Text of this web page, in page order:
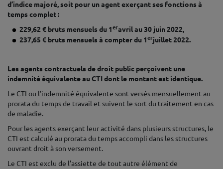
d’indice majoré, soit pour un agent exerçant ses fonctions à
temps complet :
229,62 € bruts mensuels du 1eravril au 30 juin 2022,
237,65 € bruts mensuels à compter du 1erjuillet 2022.
Les agents contractuels de droit public perçoivent une
indemnité équivalente au CTI dont le montant est identique.
Le CTI ou l’indemnité équivalente sont versés mensuellement au
prorata du temps de travail et suivent le sort du traitement en cas
de maladie.
Pour les agents exerçant leur activité dans plusieurs structures, le
CTI est calculé au prorata du temps accompli dans les structures
ouvrant droit à son versement.
Le CTI est exclu de l’assiette de tout autre élément de